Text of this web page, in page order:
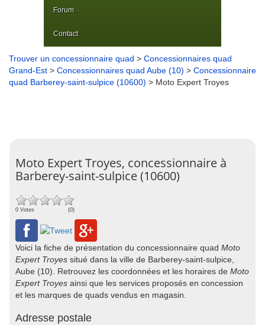
Forum
Contact
Trouver un concessionnaire quad > Concessionnaires quad
Grand-Est > Concessionnaires quad Aube (10) > Concessionnaire
quad Barberey-saint-sulpice (10600) > Moto Expert Troyes
Moto Expert Troyes, concessionnaire à
Barberey-saint-sulpice (10600)
0 Votes (0)
Voici la fiche de présentation du concessionnaire quad Moto
Expert Troyes situé dans la ville de Barberey-saint-sulpice,
Aube (10). Retrouvez les coordonnées et les horaires de Moto
Expert Troyes ainsi que les services proposés en concession
et les marques de quads vendus en magasin.
Adresse postale